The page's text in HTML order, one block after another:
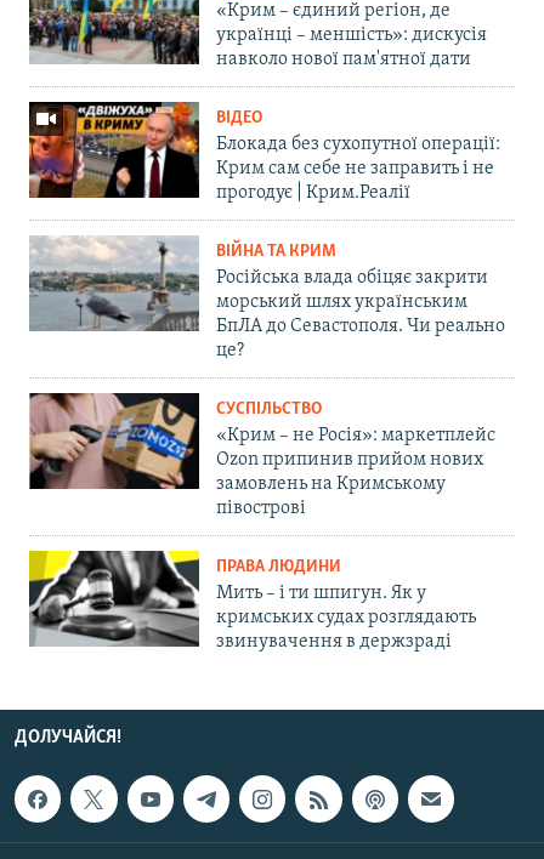
«Крим – єдиний регіон, де
українці – меншість»: дискусія
навколо нової пам'ятної дати
ВІДЕО
Блокада без сухопутної операції:
Крим сам себе не заправить і не
прогодує | Крим.Реалії
ВІЙНА ТА КРИМ
Російська влада обіцяє закрити
морський шлях українським
БпЛА до Севастополя. Чи реально
це?
СУСПІЛЬСТВО
«Крим – не Росія»: маркетплейс
Ozon припинив прийом нових
замовлень на Кримському
півострові
ПРАВА ЛЮДИНИ
Мить – і ти шпигун. Як у
кримських судах розглядають
звинувачення в держзраді
ДОЛУЧАЙСЯ!